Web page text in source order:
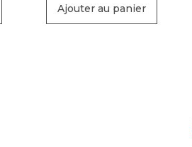
Ajouter au panier